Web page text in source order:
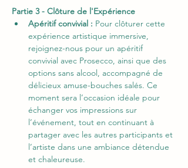
Partie 3 - Clôture de l'Expérience
Apéritif convivial : Pour clôturer cette
expérience artistique immersive,
rejoignez-nous pour un apéritif
convivial avec Prosecco, ainsi que des
options sans alcool, accompagné de
délicieux amuse-bouches salés. Ce
moment sera l’occasion idéale pour
échanger vos impressions sur
l’événement, tout en continuant à
partager avec les autres participants et
l’artiste dans une ambiance détendue
et chaleureuse.